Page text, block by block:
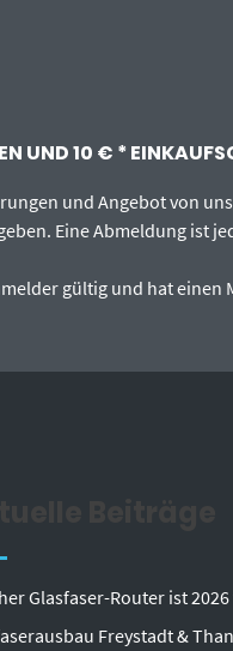
UND 10 € *
und Angebot von
Eine Abmeldung ist
gültig und hat einen
Glasfaser-Router ist
Freystadt &